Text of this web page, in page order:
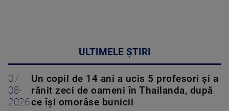
ULTIMELE ȘTIRI
07-
08-
2026
Un copil de 14 ani a ucis 5 profesori și a
rănit zeci de oameni în Thailanda, după
ce își omorâse bunicii